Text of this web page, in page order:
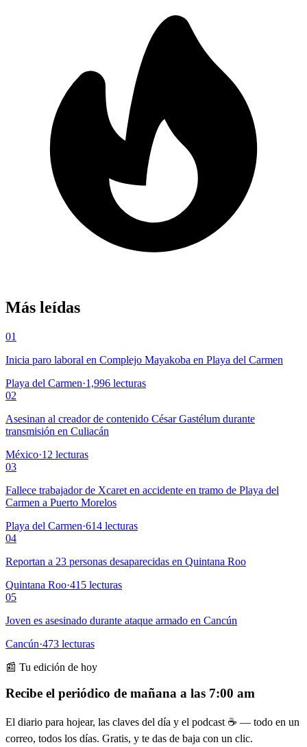
Más leídas
01
Inicia paro laboral en Complejo Mayakoba en Playa del Carmen
Playa del Carmen·1,996 lecturas
02
Asesinan al creador de contenido César Gastélum durante
transmisión en Culiacán
México·12 lecturas
03
Fallece trabajador de Xcaret en accidente en tramo de Playa del
Carmen a Puerto Morelos
Playa del Carmen·614 lecturas
04
Reportan a 23 personas desaparecidas en Quintana Roo
Quintana Roo·415 lecturas
05
Joven es asesinado durante ataque armado en Cancún
Cancún·473 lecturas
📰 Tu edición de hoy
Recibe el periódico de mañana a las 7:00 am
El diario para hojear, las claves del día y el podcast ☕ — todo en un
correo, todos los días. Gratis, y te das de baja con un clic.